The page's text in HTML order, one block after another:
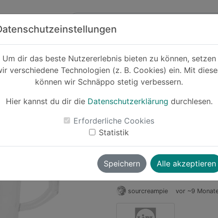
Um dir das beste Nutzererlebnis bieten zu können, setzen
verschiedene Technologien (z. B. Cookies) ein. Mit
können wir Schnäppo stetig verbessern.
Hier kannst du dir die Datenschutzerklärung durchlesen.
Erforderliche Cookies
Statistik
Speichern Alle akzeptieren
Cashback
-16%
zum Filtern
sourcreampie vor ~9